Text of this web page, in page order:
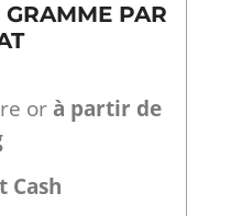
PAR
orà partir de
Cash